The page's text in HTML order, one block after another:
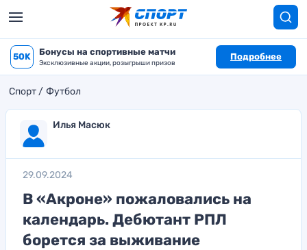
50K Бонусы на спортивные матчи
Эксклюзивные акции, розыгрыши призов
Подробнее
Спорт Футбол
Илья Масюк
29.09.2024
В «Акроне» пожаловались на
календарь. Дебютант РПЛ
борется за выживание